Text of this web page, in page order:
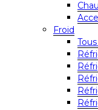
Froid